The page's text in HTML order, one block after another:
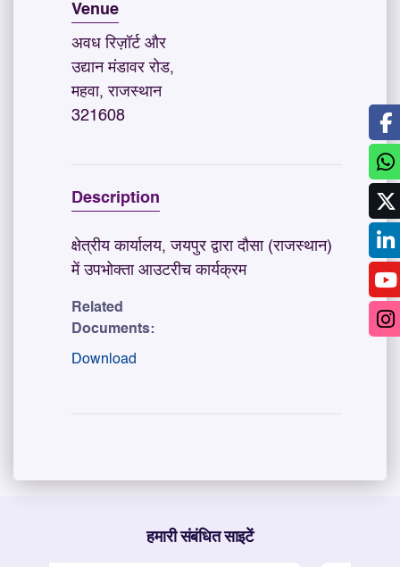
Venue
अवध रिज़ॉर्ट और
उद्यान मंडावर रोड,
महवा, राजस्थान
321608
Description
क्षेत्रीय कार्यालय, जयपुर द्वारा दौसा (राजस्थान)
में उपभोक्ता आउटरीच कार्यक्रम
Related
Documents:
Download
हमारी संबंधित साइटें